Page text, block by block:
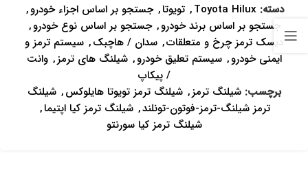
دسته: Toyota Hilux
, تویوتا, جستجو بر اساس اجزاء خودرو,
جستجو بر اساس برند خودرو, جستجو بر اساس نوع خودرو,
دیسک ترمز چرخ و متعلقات, سدان / هاچبک, سیستم ترمز و
ایمنی خودرو, سیستم تعلیق خودرو, شیلنگ های ترمز, وانت
/ پیکاپ
برچسب: شیلنگ ترمز, شیلنگ ترمز تویوتا هایلوکس, شیلنگ
ترمز شیلنگ-ترمز-فوتون-تونلند, شیلنگ ترمز کیا اپتیما,
شیلنگ ترمز کیا سورنتو